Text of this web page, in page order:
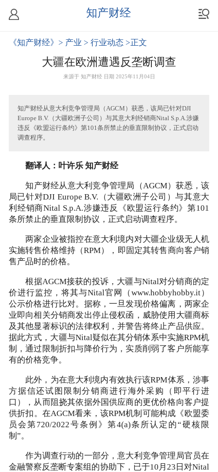
知产财经
《知产财经》 > 产业 > 行业动态 >正文
大疆在欧洲遭遇反垄断调查
来源于 知产财经 日期 2025年11月04日
知产财经从意大利竞争管理局（AGCM）获悉，该局已针对DJI
Europe B.V.（大疆欧洲子公司）与其意大利经销商Nital S.p.A.涉嫌
违反《欧盟运行条约》第101条所禁止的垂直限制协议，正式启动
调查程序。
翻译人：叶许乐 知产财经
知产财经从意大利竞争管理局（AGCM）获悉，该
局已针对DJI Europe B.V.（大疆欧洲子公司）与其意大
利经销商Nital S.p.A.涉嫌违反《欧盟运行条约》第101
条所禁止的垂直限制协议，正式启动调查程序。
两家企业被指控在意大利境内对大疆企业级无人机
实施转售价格维持（RPM），即固定其转售商向客户销
售产品时的价格。
根据AGCM接获的投诉，大疆与Nital对分销商的定
价进行监控，将其与Nital官网（www.hobbyhobby.it）
公示价格进行比对。据称，一旦发现价格偏离，两家企
业即向相关分销商发出停止侵权函，威胁使用大疆商标
及其他显著标识的法律权利，并警告将终止产品供应。
据此方式，大疆与Nital疑似在其分销体系中实施RPM机
制，通过限制折扣与降价行为，实质削弱了客户所能享
有的价格竞争。
此外，为在意大利境内有效执行该RPM体系，涉事
方据信还试图限制分销商进行海外采购（即平行进
口），从而阻挠其依据外国供应商的更优价格向客户提
供折扣。在AGCM看来，该RPM机制可能构成《欧盟委
员会第720/2022号条例》第4(a)条所认定的“硬核限
制”。
作为调查行动的一部分，意大利竞争管理局官员在
金融警察反垄断专案组的协助下，已于10月23日对Nital